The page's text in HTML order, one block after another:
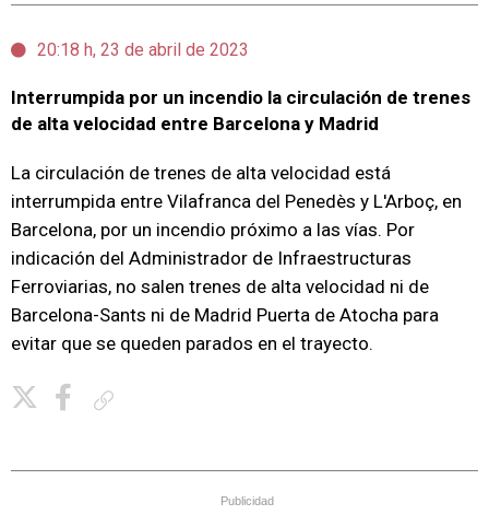
20:18 h, 23 de abril de 2023
Interrumpida por un incendio la circulación de trenes
de alta velocidad entre Barcelona y Madrid
La circulación de trenes de alta velocidad está
interrumpida entre Vilafranca del Penedès y L'Arboç, en
Barcelona, por un incendio próximo a las vías. Por
indicación del Administrador de Infraestructuras
Ferroviarias, no salen trenes de alta velocidad ni de
Barcelona-Sants ni de Madrid Puerta de Atocha para
evitar que se queden parados en el trayecto.
Publicidad